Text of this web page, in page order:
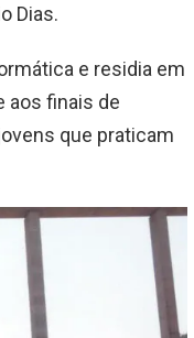
Dias.
e residia em
aos finais de
que praticam